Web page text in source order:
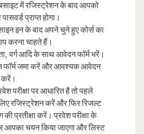
में रजिस्ट्रेशन के बाद आपको
प्राप्त होगा।
इन के बाद अपने चुने हुए कोर्स का
करना चाहते हैं।
वर्ग आदि के साथ आवेदन फॉर्म भरें।
फॉर्म जमा करें और आवश्यक आवेदन
परीक्षा पर आधारित है तो पहले
रजिस्ट्रेशन करें और फिर रिजल्ट
प्रतीक्षा करें। प्रवेश परीक्षा के
आपका चयन किया जाएगा और लिस्ट